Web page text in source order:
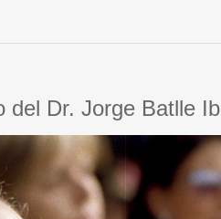
del Dr. Jorge Batlle